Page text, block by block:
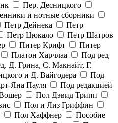
Пер. Десницкого
и нотные сборники
Петр Дейнека
Петр
Петр Цюкало
Петр Шатров
Питер Крифт
Питер
Платон Харчлаа
Под ред
Д. Грина, С. Макнайт, Г.
и Д. Вайгодера
Под
Яна Пауля
Под редакцией
Пол Дэвид Трипп
Пол и Лиз Гриффин
Пол Хаффнер
Пособие